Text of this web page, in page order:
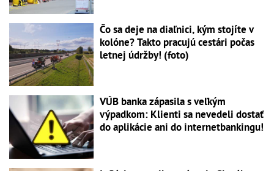
Čo sa deje na diaľnici, kým stojíte v
kolóne? Takto pracujú cestári počas
letnej údržby! (foto)
VÚB banka zápasila s veľkým
výpadkom: Klienti sa nevedeli dostať
do aplikácie ani do internetbankingu!